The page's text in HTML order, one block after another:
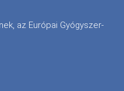
az Európai Gyógyszer-